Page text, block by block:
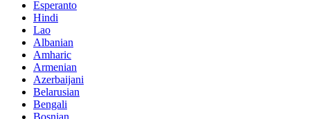
Esperanto
Hindi
Lao
Albanian
Amharic
Armenian
Azerbaijani
Belarusian
Bengali
Bosnian